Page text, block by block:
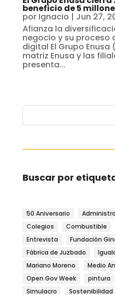
beneficio de 5
por Ignacio | Jun 27,
Afianza la
negocio y su proceso
digital El Grupo
matriz Enusa y las
presenta...
Buscar por
50 Aniversario
Colegios
Combustible
Entrevista
Fundación
Fábrica de Juzbado
Mariano Moreno
Medio
Open Gov Week
pintura
Simulacro
Sostenibilidad